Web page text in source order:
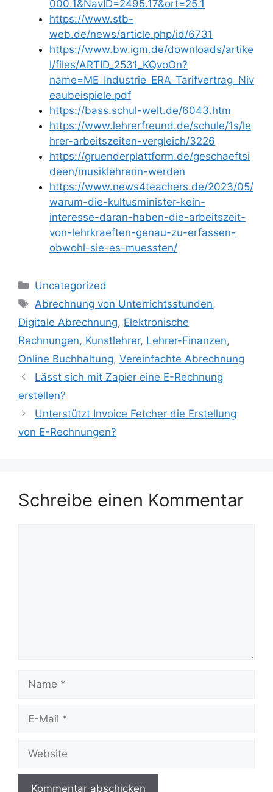
000.1&NavID=2495.17&ort=25.1
https://www.stb-
web.de/news/article.php/id/6731
https://www.bw.igm.de/downloads/artike
l/files/ARTID_2531_KQvoOn?
name=ME_Industrie_ERA_Tarifvertrag_Niv
eaubeispiele.pdf
https://bass.schul-welt.de/6043.htm
https://www.lehrerfreund.de/schule/1s/le
hrer-arbeitszeiten-vergleich/3226
https://gruenderplattform.de/geschaeftsi
deen/musiklehrerin-werden
https://www.news4teachers.de/2023/05/
warum-die-kultusminister-kein-
interesse-daran-haben-die-arbeitszeit-
von-lehrkraeften-genau-zu-erfassen-
obwohl-sie-es-muessten/
Kategorien
Uncategorized
Schlagwörter
Abrechnung von Unterrichtsstunden,
Digitale Abrechnung, Elektronische
Rechnungen, Kunstlehrer, Lehrer-Finanzen,
Online Buchhaltung, Vereinfachte Abrechnung
Lässt sich mit Zapier eine E-Rechnung
erstellen?
Unterstützt Invoice Fetcher die Erstellung
von E-Rechnungen?
Schreibe einen Kommentar
Mail